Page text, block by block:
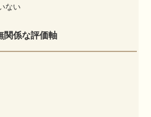
ない
係な評価軸